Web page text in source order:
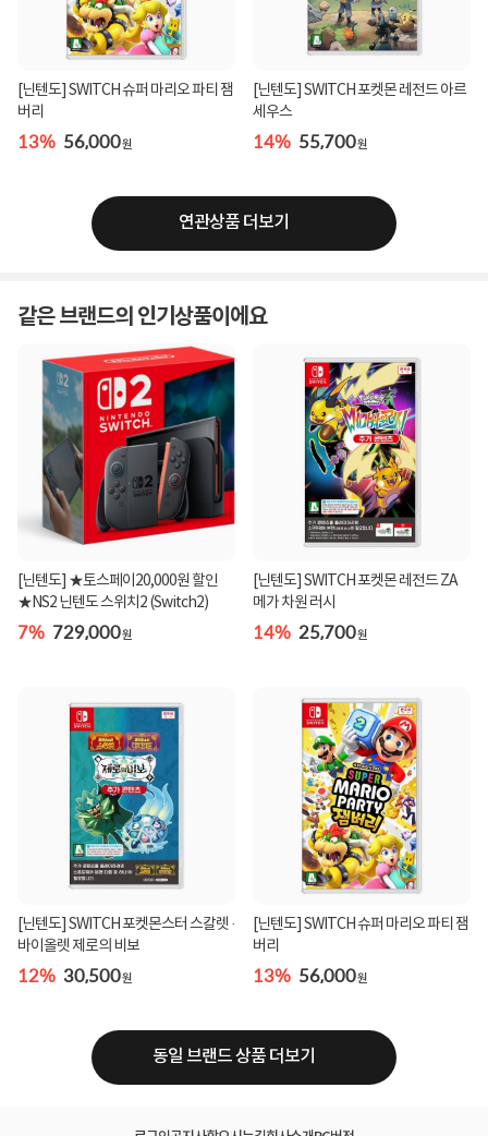
[닌텐도] SWITCH 슈퍼 마리오 파티 잼
버리
13% 56,000원
[닌텐도] SWITCH 포켓몬 레전드 아르
세우스
14% 55,700원
연관상품 더보기
같은 브랜드의 인기상품이에요
[닌텐도] ★토스페이20,000원 할인
★NS2 닌텐도 스위치2 (Switch2)
7% 729,000원
[닌텐도] SWITCH 포켓몬 레전드 ZA
메가 차원 러시
14% 25,700원
[닌텐도] SWITCH 포켓몬스터 스칼렛 ·
바이올렛 제로의 비보
12% 30,500원
[닌텐도] SWITCH 슈퍼 마리오 파티 잼
버리
13% 56,000원
동일 브랜드 상품 더보기